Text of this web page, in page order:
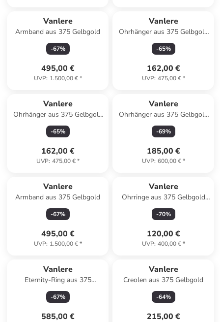
Vanlere
Armband aus 375 Gelbgold
-67%
495,00 €
UVP: 1.500,00 €*
Vanlere
Ohrhänger aus 375 Gelbgold
mit Amethyst
-65%
162,00 €
UVP: 475,00 €*
Vanlere
Ohrhänger aus 375 Gelbgold
mit Amethyst
-65%
162,00 €
UVP: 475,00 €*
Vanlere
Ohrhänger aus 375 Gelbgold
mit Saphir
-69%
185,00 €
UVP: 600,00 €*
Vanlere
Armband aus 375 Gelbgold
-67%
495,00 €
UVP: 1.500,00 €*
Vanlere
Ohrringe aus 375 Gelbgold
mit Zirkonia
-70%
120,00 €
UVP: 400,00 €*
Vanlere
Eternity-Ring aus 375
Weißgold mit Zirkonia
-67%
585,00 €
Vanlere
Creolen aus 375 Gelbgold
-64%
215,00 €